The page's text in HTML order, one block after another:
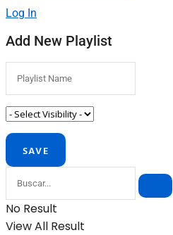
Log In
Add New Playlist
No Result
View All Result